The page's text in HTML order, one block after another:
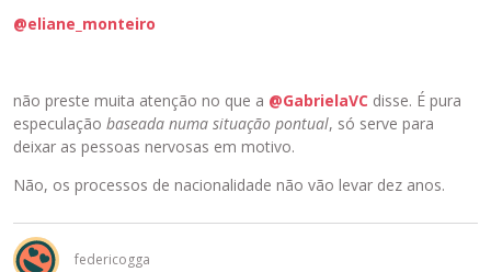
@eliane_monteiro
não preste muita atenção no que a @GabrielaVC disse. É pura
especulação baseada numa situação pontual, só serve para
deixar as pessoas nervosas em motivo.
Não, os processos de nacionalidade não vão levar dez anos.
federicogga